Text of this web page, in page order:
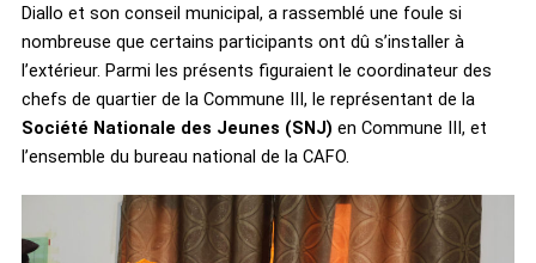
Diallo et son conseil municipal, a rassemblé une foule si
nombreuse que certains participants ont dû s’installer à
l’extérieur. Parmi les présents figuraient le coordinateur des
chefs de quartier de la Commune III, le représentant de la
Société Nationale des Jeunes (SNJ) en Commune III, et
l’ensemble du bureau national de la CAFO.